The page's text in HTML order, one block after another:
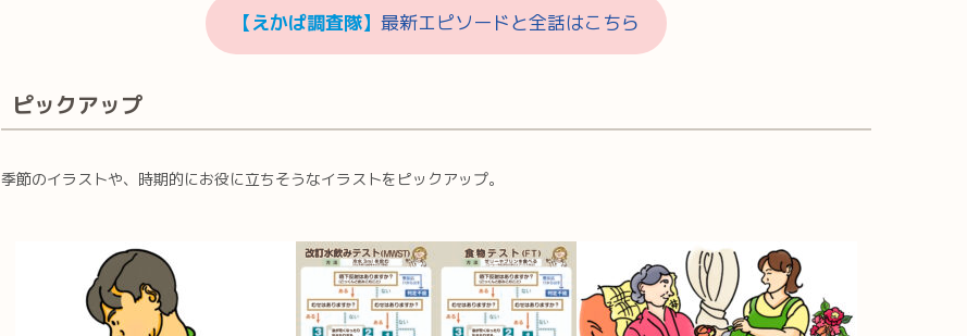
【えかぱ調査隊】 最新エピソードと全話はこちら
ピックアップ
季節のイラストや、時期的にお役に立ちそうなイラストをピックアップ。